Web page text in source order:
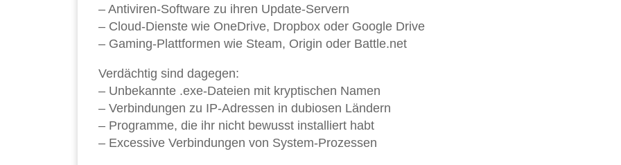
– Antiviren-Software zu ihren Update-Servern
– Cloud-Dienste wie OneDrive, Dropbox oder Google Drive
– Gaming-Plattformen wie Steam, Origin oder Battle.net
Verdächtig sind dagegen:
– Unbekannte .exe-Dateien mit kryptischen Namen
– Verbindungen zu IP-Adressen in dubiosen Ländern
– Programme, die ihr nicht bewusst installiert habt
– Excessive Verbindungen von System-Prozessen